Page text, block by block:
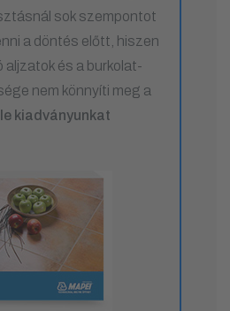
sok szempontot
a döntés előtt, hiszen
aljzatok és a burkolat-
nem könnyíti meg a
kiadványunkat